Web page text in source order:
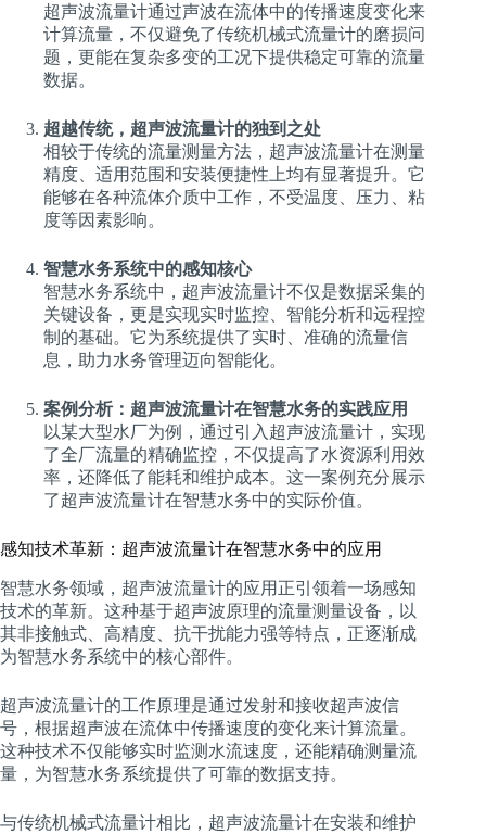
超声波流量计通过声波在流体中的传播速度变化来
计算流量，不仅避免了传统机械式流量计的磨损问
题，更能在复杂多变的工况下提供稳定可靠的流量
数据。
超越传统，超声波流量计的独到之处
相较于传统的流量测量方法，超声波流量计在测量
精度、适用范围和安装便捷性上均有显著提升。它
能够在各种流体介质中工作，不受温度、压力、粘
度等因素影响。
智慧水务系统中的感知核心
智慧水务系统中，超声波流量计不仅是数据采集的
关键设备，更是实现实时监控、智能分析和远程控
制的基础。它为系统提供了实时、准确的流量信
息，助力水务管理迈向智能化。
案例分析：超声波流量计在智慧水务的实践应用
以某大型水厂为例，通过引入超声波流量计，实现
了全厂流量的精确监控，不仅提高了水资源利用效
率，还降低了能耗和维护成本。这一案例充分展示
了超声波流量计在智慧水务中的实际价值。
感知技术革新：超声波流量计在智慧水务中的应用
智慧水务领域，超声波流量计的应用正引领着一场感知
技术的革新。这种基于超声波原理的流量测量设备，以
其非接触式、高精度、抗干扰能力强等特点，正逐渐成
为智慧水务系统中的核心部件。
超声波流量计的工作原理是通过发射和接收超声波信
号，根据超声波在流体中传播速度的变化来计算流量。
这种技术不仅能够实时监测水流速度，还能精确测量流
量，为智慧水务系统提供了可靠的数据支持。
与传统机械式流量计相比，超声波流量计在安装和维护